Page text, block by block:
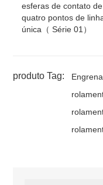
esferas de contato de
quatro pontos de
única（ Série 01）
produto Tag: